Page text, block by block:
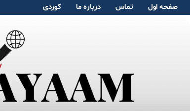
صفحە اول تماس دربارە ما کوردی